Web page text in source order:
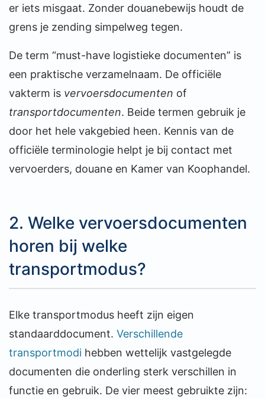
er iets misgaat. Zonder douanebewijs houdt de
grens je zending simpelweg tegen.
De term “must-have logistieke documenten” is
een praktische verzamelnaam. De officiële
vakterm is vervoersdocumenten of
transportdocumenten. Beide termen gebruik je
door het hele vakgebied heen. Kennis van de
officiële terminologie helpt je bij contact met
vervoerders, douane en Kamer van Koophandel.
2. Welke vervoersdocumenten
horen bij welke
transportmodus?
Elke transportmodus heeft zijn eigen
standaarddocument. Verschillende
transportmodi hebben wettelijk vastgelegde
documenten die onderling sterk verschillen in
functie en gebruik. De vier meest gebruikte zijn: